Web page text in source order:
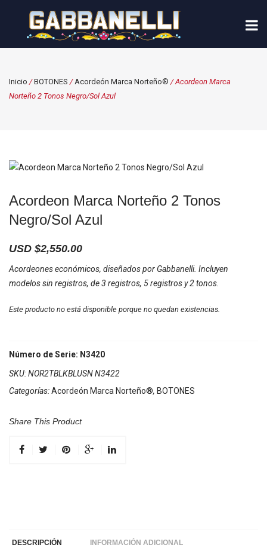
Inicio /BOTONES /Acordeón Marca Norteño® / Acordeon Marca
Norteño 2 Tonos Negro/Sol Azul
Acordeon Marca Norteño 2 Tonos
Negro/Sol Azul
USD $2,550.00
Acordeones económicos, diseñados por Gabbanelli. Incluyen
modelos sin registros, de 3 registros, 5 registros y 2 tonos.
Este producto no está disponible porque no quedan existencias.
Número de Serie: N3420
SKU:NOR2TBLKBLUSN N3422
Categorías:Acordeón Marca Norteño®, BOTONES
Share This Product
DESCRIPCIÓN INFORMACIÓN ADICIONAL